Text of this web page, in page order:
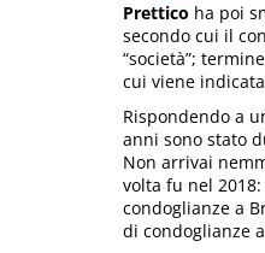
Prettico ha poi
secondo cui il
“società”;
cui viene
Rispondendo a
anni sono stato
Non arrivai
volta fu nel
condoglianze a
di condoglianze